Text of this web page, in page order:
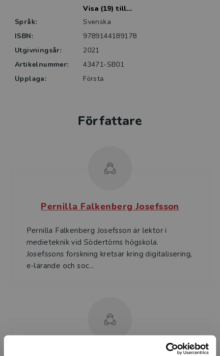
Visa (19) till...
Språk:
Svenska
ISBN:
9789144189178
Utgivningsår:
2021
Artikelnummer:
43471-SB01
Upplaga:
Första
Författare
Pernilla Falkenberg Josefsson
Pernilla Falkenberg Josefsson är lektor i
medieteknik vid Södertörns högskola.
Josefssons forskning kretsar kring digitalisering,
e-lärande och soc...